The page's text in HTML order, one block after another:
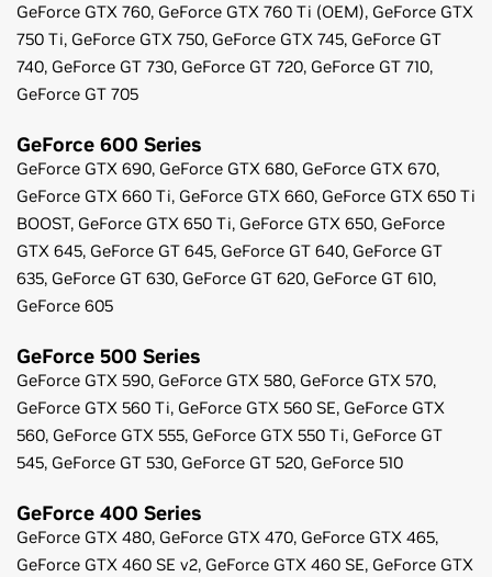
GeForce GTX 760, GeForce GTX 760 Ti (OEM), GeForce GTX
750 Ti, GeForce GTX 750, GeForce GTX 745, GeForce GT
740, GeForce GT 730, GeForce GT 720, GeForce GT 710,
GeForce GT 705
GeForce 600 Series
GeForce GTX 690, GeForce GTX 680, GeForce GTX 670,
GeForce GTX 660 Ti, GeForce GTX 660, GeForce GTX 650 Ti
BOOST, GeForce GTX 650 Ti, GeForce GTX 650, GeForce
GTX 645, GeForce GT 645, GeForce GT 640, GeForce GT
635, GeForce GT 630, GeForce GT 620, GeForce GT 610,
GeForce 605
GeForce 500 Series
GeForce GTX 590, GeForce GTX 580, GeForce GTX 570,
GeForce GTX 560 Ti, GeForce GTX 560 SE, GeForce GTX
560, GeForce GTX 555, GeForce GTX 550 Ti, GeForce GT
545, GeForce GT 530, GeForce GT 520, GeForce 510
GeForce 400 Series
GeForce GTX 480, GeForce GTX 470, GeForce GTX 465,
GeForce GTX 460 SE v2, GeForce GTX 460 SE, GeForce GTX